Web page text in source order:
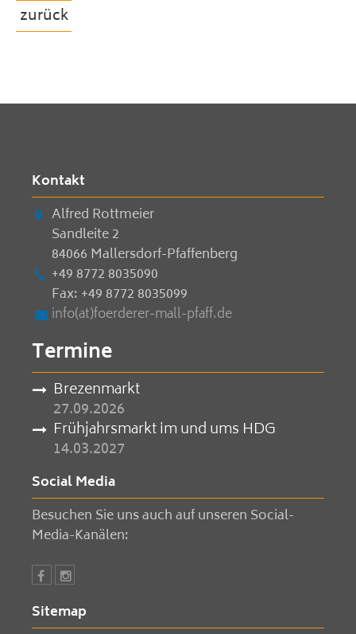
zurück
Kontakt
Alfred Rottmeier
Sandleite 2
84066 Mallersdorf-Pfaffenberg
+49 8772 8035090
Fax: +49 8772 8035099
info(at)foerderer-mall-pfaff.de
Termine
Brezenmarkt
27.09.2026
Frühjahrsmarkt im und ums HDG
14.03.2027
Social Media
Besuchen Sie uns auch auf unseren Social-
Media-Kanälen:
Sitemap